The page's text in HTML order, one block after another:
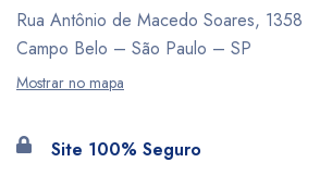
Rua Antônio de Macedo Soares, 1358
Campo Belo – São Paulo – SP
Mostrar no mapa
Site 100% Seguro